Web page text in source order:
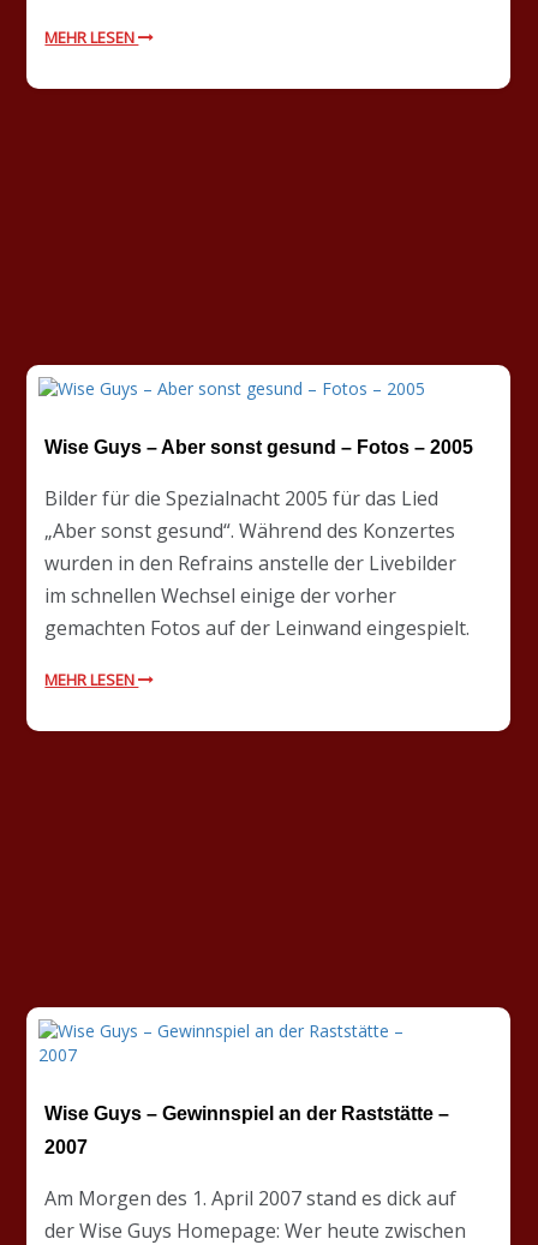
MEHR LESEN
Wise Guys – Aber sonst gesund – Fotos – 2005
Bilder für die Spezialnacht 2005 für das Lied
„Aber sonst gesund“. Während des Konzertes
wurden in den Refrains anstelle der Livebilder
im schnellen Wechsel einige der vorher
gemachten Fotos auf der Leinwand eingespielt.
MEHR LESEN
Wise Guys – Gewinnspiel an der Raststätte –
2007
Am Morgen des 1. April 2007 stand es dick auf
der Wise Guys Homepage: Wer heute zwischen